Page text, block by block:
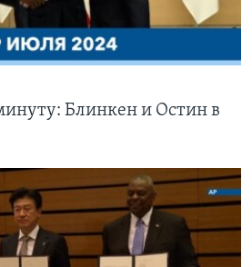
Блинкен и Остин в